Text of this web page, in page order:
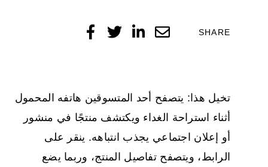
SHARE
تخيل هذا: يتصفح أحد المتسوقين هاتفه المحمول
أثناء استراحة الغداء ويكتشف منتجًا في منشور
أو إعلان اجتماعي يجذب انتباهه. ينقر على
الرابط، ويتصفح تفاصيل المنتج، وربما يضع